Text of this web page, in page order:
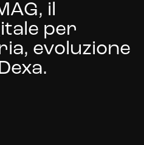
il
per
evoluzione